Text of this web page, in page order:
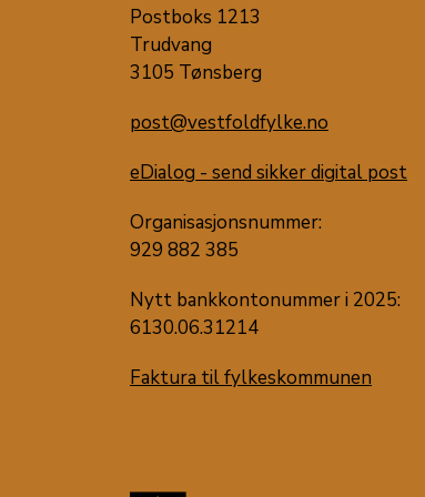
Postboks 1213
Trudvang
3105 Tønsberg
post@vestfoldfylke.no
eDialog - send sikker digital post
Organisasjonsnummer:
929 882 385
Nytt bankkontonummer i 2025:
6130.06.31214
Faktura til fylkeskommunen